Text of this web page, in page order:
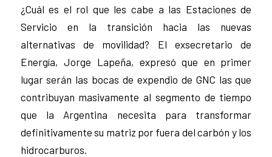
¿Cuál es el rol que les cabe a las Estaciones de
Servicio en la transición hacia las nuevas
alternativas de movilidad? El exsecretario de
Energía, Jorge Lapeña, expresó que en primer
lugar serán las bocas de expendio de GNC las que
contribuyan masivamente al segmento de tiempo
que la Argentina necesita para transformar
definitivamente su matriz por fuera del carbón y los
hidrocarburos.